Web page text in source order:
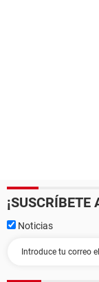
¡SUSCRÍBETE
Noticias